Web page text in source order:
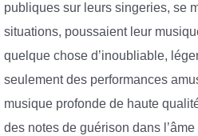
publiques sur leurs singeries, se
situations, poussaient leur
quelque chose d’inoubliable,
seulement des performances
musique profonde de haute
des notes de guérison dans